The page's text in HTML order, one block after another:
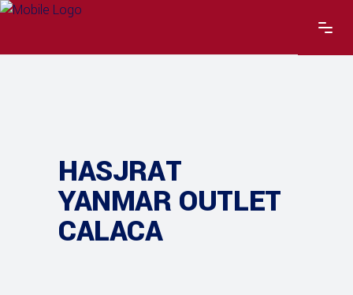
HASJRAT
YANMAR OUTLET
CALACA